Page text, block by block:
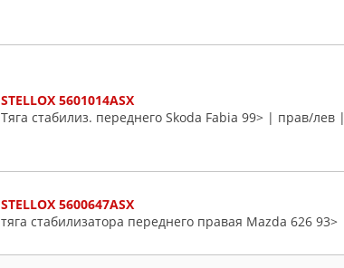
STELLOX 5601014ASX
Тяга стабилиз. переднего Skoda Fabia 99> | прав/лев |
STELLOX 5600647ASX
тяга стабилизатора переднего правая Mazda 626 93>